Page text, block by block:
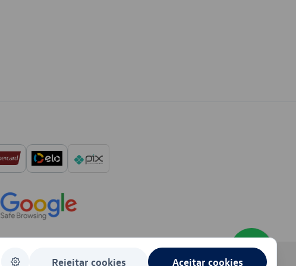
Rejeitar cookies Aceitar cookies